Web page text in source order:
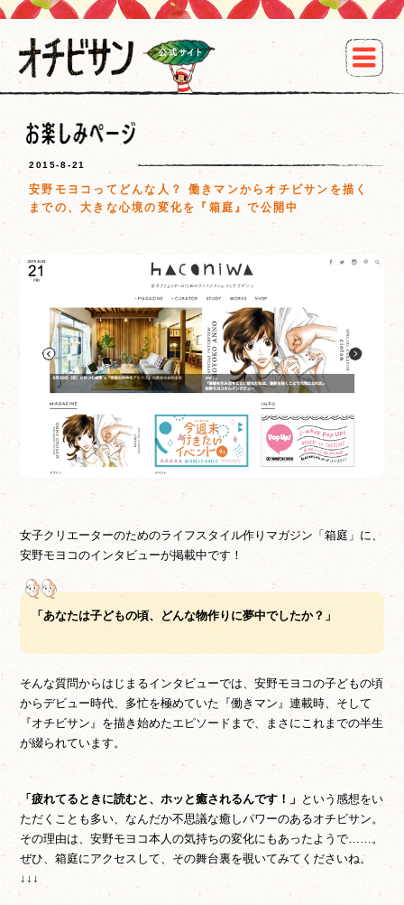
2015-8-21
安野モヨコってどんな人？ 働きマンからオチビサンを描く
までの、大きな心境の変化を『箱庭』で公開中
女子クリエーターのためのライフスタイル作りマガジン「箱庭」に、
安野モヨコのインタビューが掲載中です！
「あなたは子どもの頃、どんな物作りに夢中でしたか？」
そんな質問からはじまるインタビューでは、安野モヨコの子どもの頃
からデビュー時代、多忙を極めていた『働きマン』連載時、そして
『オチビサン』を描き始めたエピソードまで、まさにこれまでの半生
が綴られています。
「疲れてるときに読むと、ホッと癒されるんです！」 という感想をい
ただくことも多い、なんだか不思議な癒しパワーのあるオチビサン。
その理由は、安野モヨコ本人の気持ちの変化にもあったようで……。
ぜひ、箱庭にアクセスして、その舞台裏を覗いてみてくださいね。
↓↓↓